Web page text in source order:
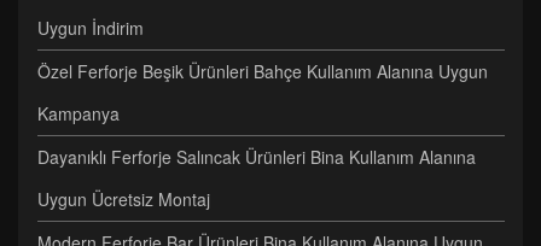
Uygun İndirim
Özel Ferforje Beşik Ürünleri Bahçe Kullanım Alanına Uygun
Kampanya
Dayanıklı Ferforje Salıncak Ürünleri Bina Kullanım Alanına
Uygun Ücretsiz Montaj